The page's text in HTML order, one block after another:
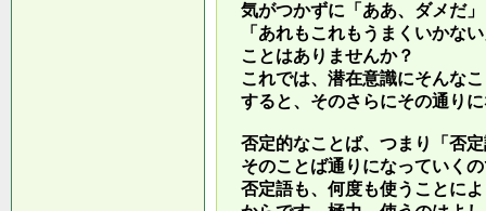
気がつかずに「ああ、ダメだ
「あれもこれもうまくいかな
ことはありませんか？
これでは、潜在意識にそんな
すると、そのさらにその通り
否定的なことば、つまり「否
そのことば通りになっていく
否定語も、何度も使うことに